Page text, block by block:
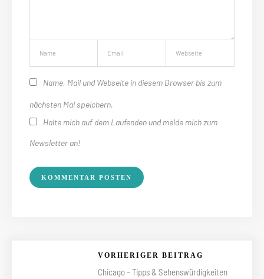
Name, Mail und Webseite in diesem Browser bis zum
nächsten Mal speichern.
Halte mich auf dem Laufenden und melde mich zum
Newsletter an!
VORHERIGER BEITRAG
Chicago – Tipps & Sehenswürdigkeiten